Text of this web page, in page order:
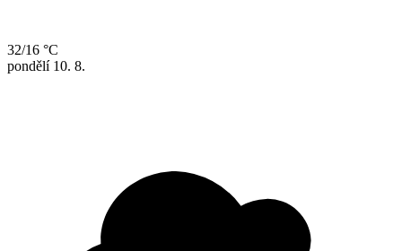
32/16 °C
pondělí 10. 8.